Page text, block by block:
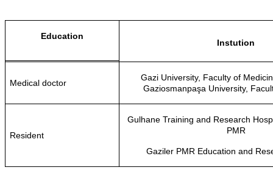
Education
Instution
Medical doctor
Gazi University, Faculty of
Gaziosmanpaşa University,
Resident
Gulhane Training and Research
PMR
Gaziler PMR Education and